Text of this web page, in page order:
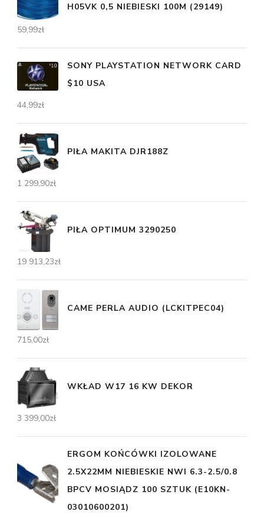
H05VK 0,5 NIEBIESKI 100M (29149)
59,99zł
SONY PLAYSTATION NETWORK CARD
$10 USA
44,99zł
PIŁA MAKITA DJR188Z
1 299,90zł
PIŁA OPTIMUM 3290250
19 913,23zł
CAME PERLA AUDIO (LCKITPEC04)
715,00zł
WKŁAD W17 16 KW DEKOR
3 399,00zł
ERGOM KOŃCÓWKI IZOLOWANE
2.5X22MM NIEBIESKIE NWI 6.3-2.5/0.8
BPCV MOSIĄDZ 100 SZTUK (E10KN-
03010600201)